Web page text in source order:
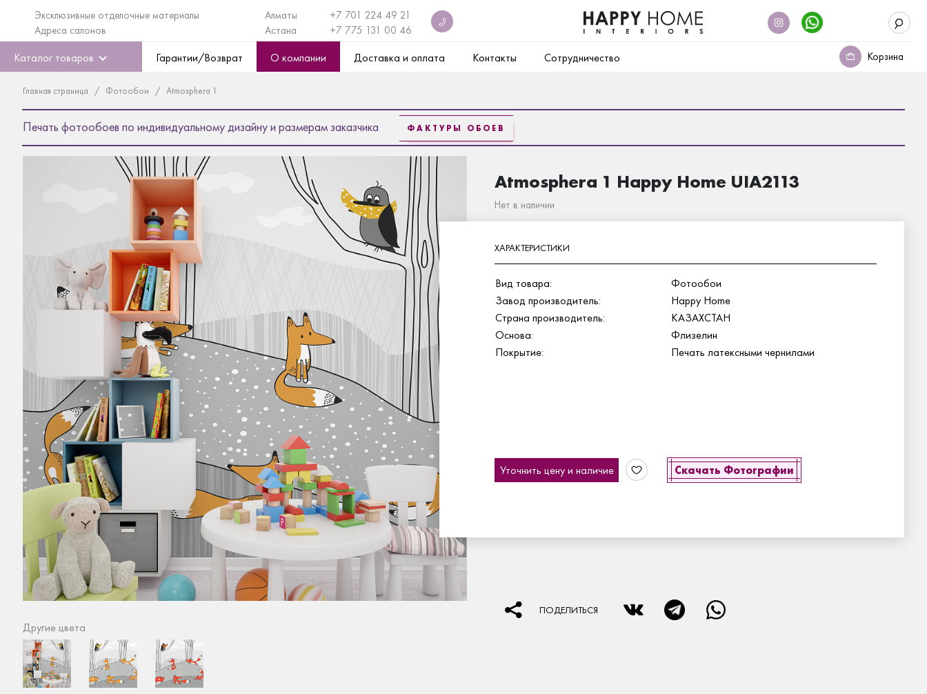
Эксклюзивные отделочные материалы
Адреса салонов
Алматы
+7 701 224 49 21
Астана
+7 775 131 00 46
Каталог товаров Гарантии/Возврат О компании Доставка и оплата Контакты Сотрудничество Корзина
Главная страница Фотообои Atmosphera 1
Печать фотообоев по индивидуальному дизайну и размерам заказчика ФАКТУРЫ ОБОЕВ
Другие цвета
Atmosphera 1 Happy Home UIA2113
Нет в наличии
ХАРАКТЕРИСТИКИ
Вид товара:
Фотообои
Завод производитель:
Happy Home
Страна производитель:
КАЗАХСТАН
Основа:
Флизелин
Покрытие:
Печать латексными чернилами
Уточнить цену и наличие Скачать Фотографии
ПОДЕЛИТЬСЯ